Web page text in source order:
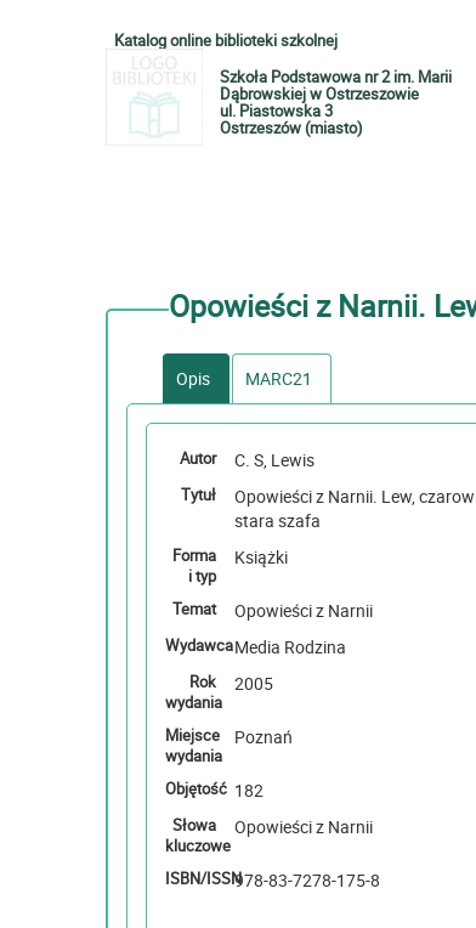
Katalog online biblioteki szkolnej
Szkoła Podstawowa nr 2 im. Marii
Dąbrowskiej w Ostrzeszowie
ul. Piastowska 3
Ostrzeszów (miasto)
Opowieści z Narnii.
Opis MARC21
Autor C. S, Lewis
Tytuł
Opowieści z Narnii. Lew,
stara szafa
Forma
i typ
Książki
Temat Opowieści z Narnii
WydawcaMedia Rodzina
Rok
wydania
2005
Miejsce
wydania
Poznań
Objętość 182
Słowa
kluczowe
Opowieści z Narnii
ISBN/ISSN978-83-7278-175-8